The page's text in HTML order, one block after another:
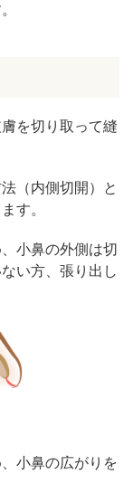
を切り取って縫
（内側切開）と
す。
小鼻の外側は切
い方、張り出し
小鼻の広がりを